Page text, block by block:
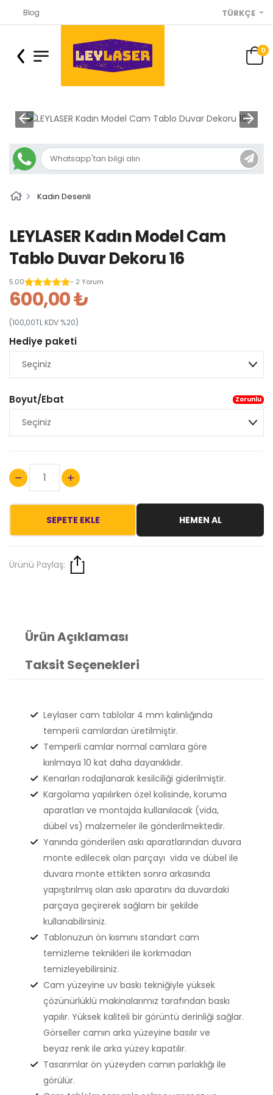
Blog TÜRKÇE
0
Kadın Desenli
LEYLASER Kadın Model Cam
Tablo Duvar Dekoru 16
5.00 - 2 Yorum
600,00 ₺
(100,00TL KDV %20)
Hediye paketi
Boyut/Ebat Zorunlu
SEPETE EKLE HEMEN AL
Ürünü Paylaş:
Ürün Açıklaması
Taksit Seçenekleri
Leylaser cam tablolar 4 mm kalınlığında
temperii camlardan üretilmiştir.
Temperli camlar normal camlara göre
kırılmaya 10 kat daha dayanıklıdır.
Kenarları rodajlanarak kesilciliği giderilmiştir.
Kargolama yapılırken özel kolisinde, koruma
aparatları ve montajda kullanılacak (vida,
dübel vs) malzemeler ile gönderilmektedir.
Yanında gönderilen askı aparatlarından duvara
monte edilecek olan parçayı vida ve dübel ile
duvara monte ettikten sonra arkasında
yapıştırılmış olan askı aparatını da duvardaki
parçaya geçirerek sağlam bir şekilde
kullanabilirsiniz.
Tablonuzun ön kısmını standart cam
temizleme teknikleri ile korkmadan
temizleyebilirsiniz.
Cam yüzeyine uv baskı tekniğiyle yüksek
çözünürlüklü makinalarımız tarafından baskı
yapılır. Yüksek kaliteli bir görüntü derinliği sağlar.
Görseller camın arka yüzeyine basılır ve
beyaz renk ile arka yüzey kapatılır.
Tasarımlar ön yüzeyden camın parlaklığı ile
görülür.